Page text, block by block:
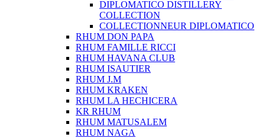
DIPLOMATICO DISTILLERY
COLLECTION
COLLECTIONNEUR DIPLOMATICO
RHUM DON PAPA
RHUM FAMILLE RICCI
RHUM HAVANA CLUB
RHUM ISAUTIER
RHUM J.M
RHUM KRAKEN
RHUM LA HECHICERA
KR RHUM
RHUM MATUSALEM
RHUM NAGA